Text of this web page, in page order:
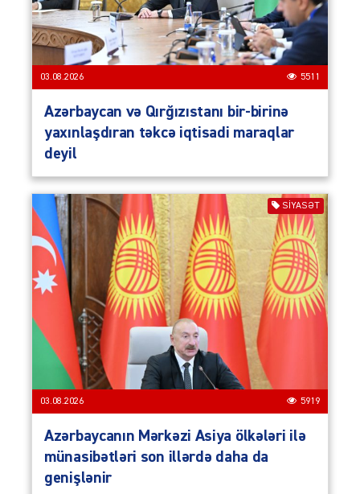
03.08.2026 5511
Azərbaycan və Qırğızıstanı bir-birinə
yaxınlaşdıran təkcə iqtisadi maraqlar
deyil
SIYASƏT
03.08.2026 5919
Azərbaycanın Mərkəzi Asiya ölkələri ilə
münasibətləri son illərdə daha da
genişlənir